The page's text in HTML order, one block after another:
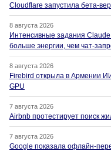
Cloudflare запустила бета-
8 августа 2026
Интенсивные задания Claude
больше энергии, чем чат-
8 августа 2026
Firebird открыла в Армении
GPU
7 августа 2026
Airbnb протестирует поиск
7 августа 2026
Google показала офлайн-